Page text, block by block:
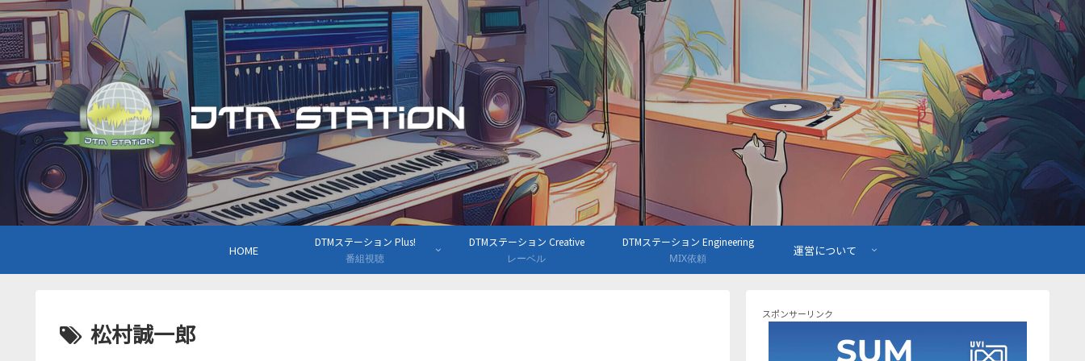
HOME
DTMステーション Plus!
番組視聴
DTMステーション Creative
レーベル
DTMステーション Engineering
MIX依頼
運営について
松村誠一郎
スポンサーリンク